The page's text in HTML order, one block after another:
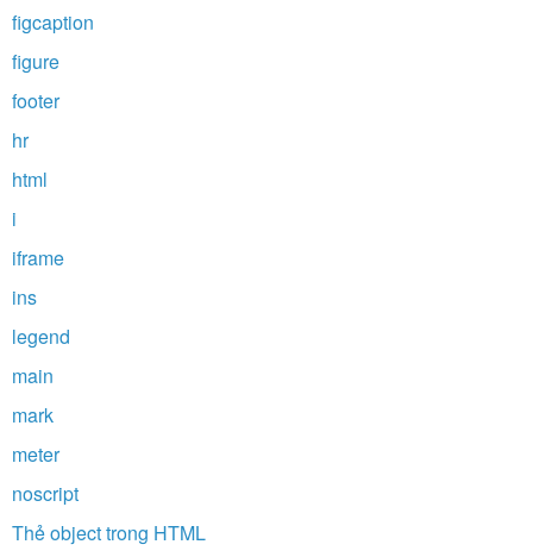
figcaption
figure
footer
hr
html
i
iframe
ins
legend
main
mark
meter
noscript
Thẻ object trong HTML